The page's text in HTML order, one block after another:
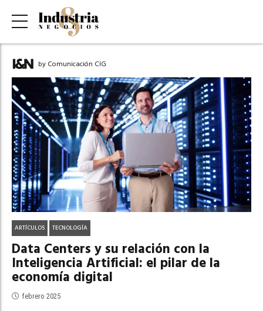
by Comunicación CIG
ARTÍCULOS TECNOLOGÍA
Data Centers y su relación con la
Inteligencia Artificial: el pilar de la
economía digital
febrero 2025